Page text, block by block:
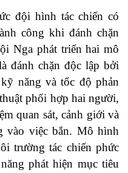
đội hình tác chiến có
công khi đánh chặn
Nga phát triển hai mô
đánh chặn độc lập bởi
năng và tốc độ phản
phối hợp hai người,
quan sát, cảnh giới và
vào việc bắn. Mô hình
trường tác chiến phức
phát hiện mục tiêu